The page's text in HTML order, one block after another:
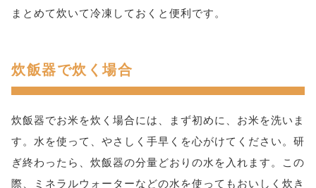
まとめて炊いて冷凍しておくと便利です。
炊飯器で炊く場合
炊飯器でお米を炊く場合には、まず初めに、お米を洗いま
す。水を使って、やさしく手早くを心がけてください。研
ぎ終わったら、炊飯器の分量どおりの水を入れます。この
際、ミネラルウォーターなどの水を使ってもおいしく炊き